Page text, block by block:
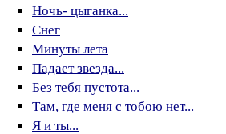
Ночь- цыганка...
Снег
Минуты лета
Падает звезда...
Без тебя пустота...
Там, где меня с тобою нет...
Я и ты...